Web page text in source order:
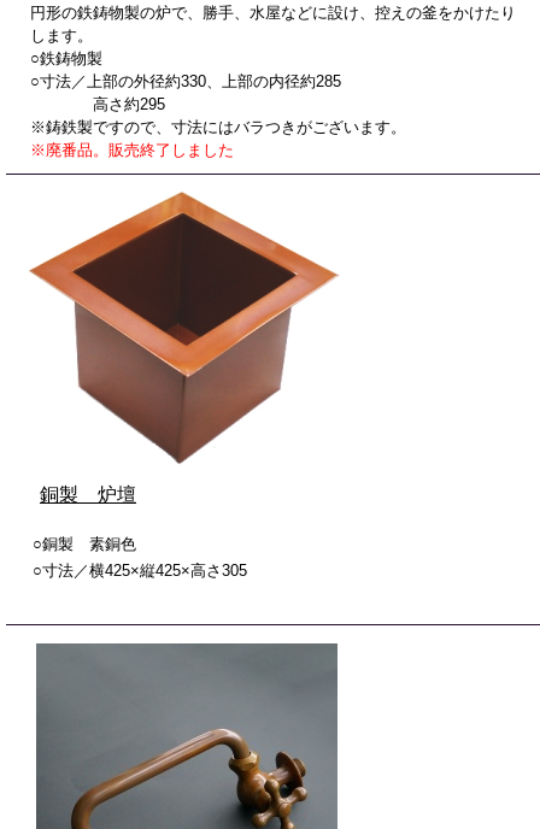
円形の鉄鋳物製の炉で、勝手、水屋などに設け、控えの釜をかけたり
します。
○鉄鋳物製
○寸法／上部の外径約330、上部の内径約285
高さ約295
※鋳鉄製ですので、寸法にはバラつきがございます。
※廃番品。販売終了しました
銅製 炉壇
○銅製 素銅色
○寸法／横425×縦425×高さ305